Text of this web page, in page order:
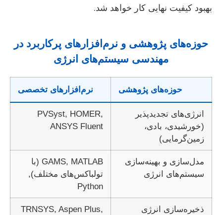
بهبود کیفیت نهایی کار خواهد شد.
حوزه‌های پژوهشی و نرم‌افزارهای پرکاربرد در
مهندسی سیستم‌های انرژی
حوزه‌های پژوهشی نرم‌افزارهای تخصصی
انرژی‌های تجدیدپذیر
(خورشیدی، بادی،
زمین‌گرمایی)
PVSyst, HOMER,
ANSYS Fluent
مدل‌سازی و بهینه‌سازی
سیستم‌های انرژی
GAMS, MATLAB (با
تولباکس‌های مختلف),
Python
ذخیره‌سازی انرژی
TRNSYS, Aspen Plus,